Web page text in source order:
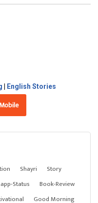
English Stories
Shayri
Story
Status
Book-Review
Good Morning